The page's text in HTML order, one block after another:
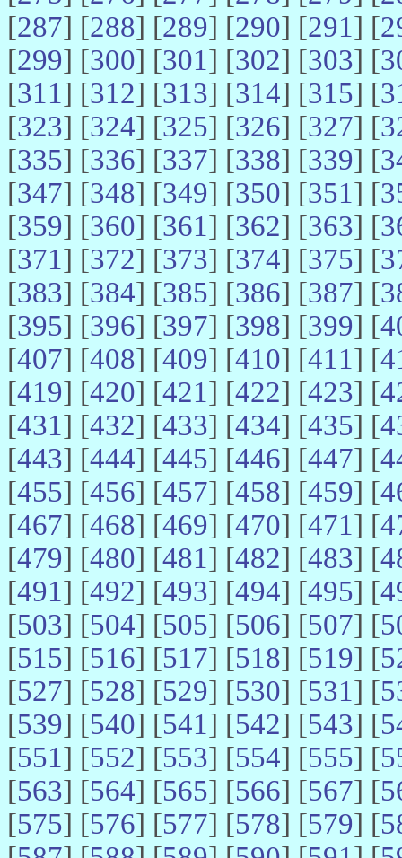
[287] [288] [289] [290] [291] [
[299] [300] [301] [302] [303] [
[311] [312] [313] [314] [315] [
[323] [324] [325] [326] [327] [
[335] [336] [337] [338] [339] [
[347] [348] [349] [350] [351] [
[359] [360] [361] [362] [363] [
[371] [372] [373] [374] [375] [
[383] [384] [385] [386] [387] [
[395] [396] [397] [398] [399] [
[407] [408] [409] [410] [411] [
[419] [420] [421] [422] [423] [
[431] [432] [433] [434] [435] [
[443] [444] [445] [446] [447] [
[455] [456] [457] [458] [459] [
[467] [468] [469] [470] [471] [
[479] [480] [481] [482] [483] [
[491] [492] [493] [494] [495] [
[503] [504] [505] [506] [507] [
[515] [516] [517] [518] [519] [
[527] [528] [529] [530] [531] [
[539] [540] [541] [542] [543] [
[551] [552] [553] [554] [555] [
[563] [564] [565] [566] [567] [
[575] [576] [577] [578] [579] [